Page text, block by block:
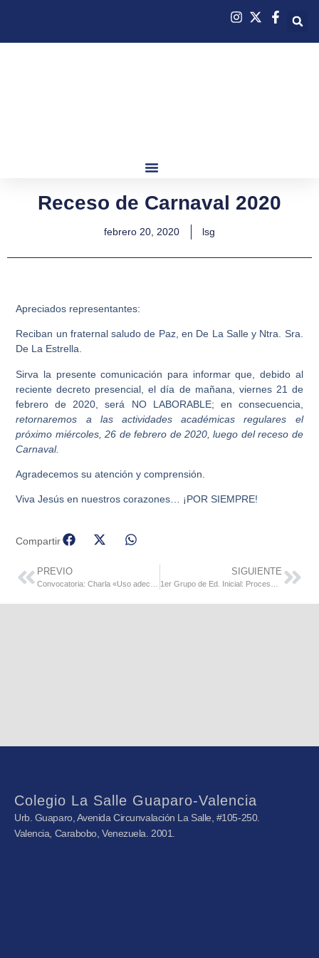
Receso de Carnaval 2020
febrero 20, 2020 lsg
Apreciados representantes:
Reciban un fraternal saludo de Paz, en De La Salle y Ntra. Sra.
De La Estrella.
Sirva la presente comunicación para informar que, debido al
reciente decreto presencial, el día de mañana, viernes 21 de
febrero de 2020, será NO LABORABLE; en consecuencia,
retornaremos a las actividades académicas regulares el
próximo miércoles, 26 de febrero de 2020, luego del receso de
Carnaval.
Agradecemos su atención y comprensión.
Viva Jesús en nuestros corazones… ¡POR SIEMPRE!
Compartir
PREVIO SIGUIENTE
Colegio La Salle Guaparo-Valencia
Urb. Guaparo, Avenida Circunvalación La Salle, #105-250.
Valencia, Carabobo, Venezuela. 2001.